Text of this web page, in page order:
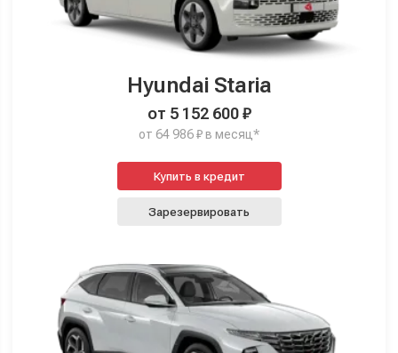
Hyundai Staria
от 5 152 600 ₽
от 64 986 ₽ в месяц*
Купить в кредит
Зарезервировать